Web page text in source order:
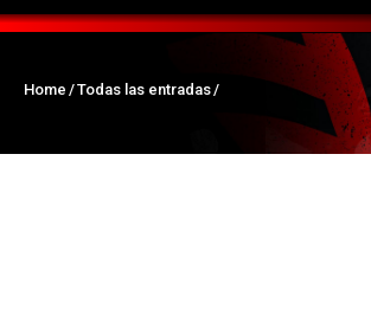
Home Todas las entradas
Noticias
Responsabilidad Social
Tiendita Rojinegra